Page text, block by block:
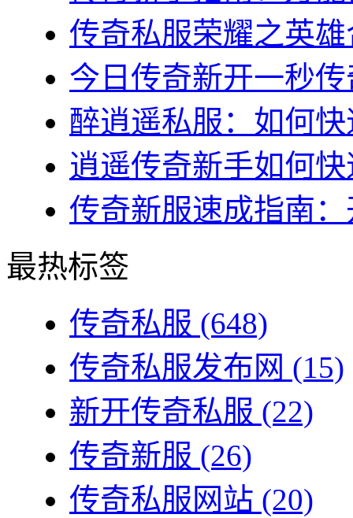
传奇私服荣耀之英
今日传奇新开一秒
醉逍遥私服：如何
逍遥传奇新手如何
传奇新服速成指南
最热标签
传奇私服 (648)
传奇私服发布网 (15)
新开传奇私服 (22)
传奇新服 (26)
传奇私服网站 (20)